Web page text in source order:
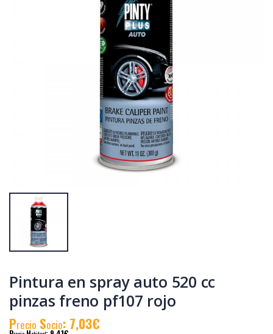
Pintura en spray auto 520 cc
pinzas freno pf107 rojo
Precio Socio: 7,03€
art & craft 520cc
efecto cromo plata
: 11,24€
Spray imprimación
ral 3009 oxide red
520cc i112 300 g
Precio
Precio
Spray imprimación
universal blanco
520cc i101 338 g
Precio
P